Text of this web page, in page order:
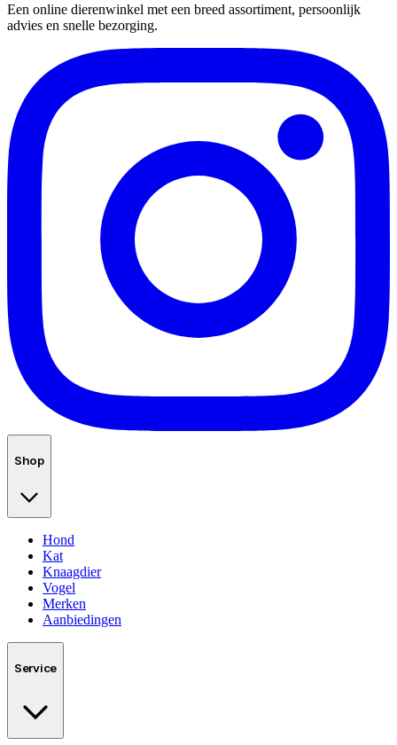
Een online dierenwinkel met een breed assortiment, persoonlijk
advies en snelle bezorging.
Shop
Hond
Kat
Knaagdier
Vogel
Merken
Aanbiedingen
Service